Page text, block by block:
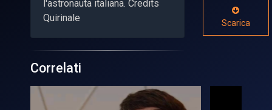
l'astronauta italiana. Credits
Quirinale
Scarica
Correlati